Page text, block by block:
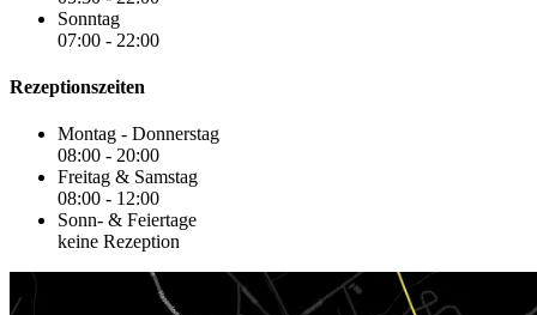
Sonntag
07:00 - 22:00
Rezeptionszeiten
Montag - Donnerstag
08:00 - 20:00
Freitag & Samstag
08:00 - 12:00
Sonn- & Feiertage
keine Rezeption